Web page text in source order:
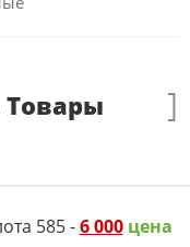
585 -6 000цена